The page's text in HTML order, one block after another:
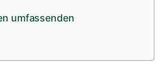
umfassenden